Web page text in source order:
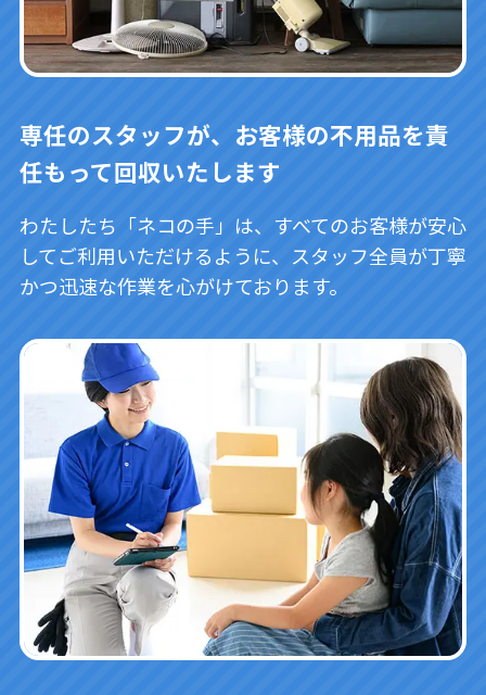
専任のスタッフが、お客様の不用品を責
任もって回収いたします
わたしたち「ネコの手」は、すべてのお客様が安心
してご利用いただけるように、スタッフ全員が丁寧
かつ迅速な作業を心がけております。